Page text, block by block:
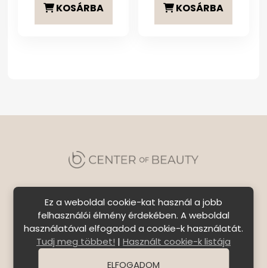
KOSÁRBA KOSÁRBA
Szállítási feltételek|Általános Szerződési
Feltételek|Bejelentkezés
Ez a weboldal cookie-kat használ a jobb
felhasználói élmény érdekében. A weboldal
használatával elfogadod a cookie-k használatát.
Tudj meg többet! | Használt cookie-k listája
ELFOGADOM